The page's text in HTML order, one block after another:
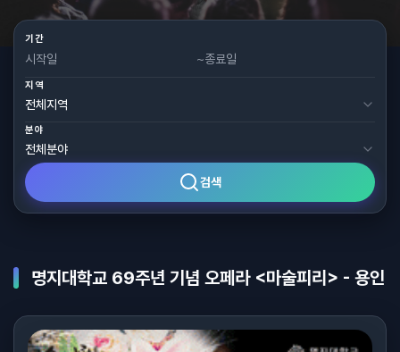
기간
~
지역
분야
검색
명지대학교 69주년 기념 오페라 <마술피리> - 용인